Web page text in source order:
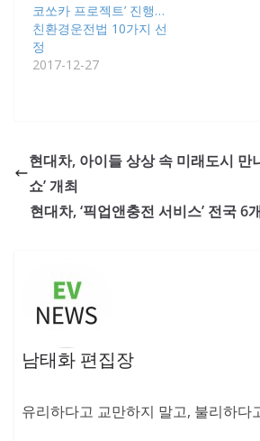
코쏘카 프로젝트’ 진행…
친환경운전법 10가지 선
정
2017-12-27
현대차, 아이들 상상 속 미래도시 만
쇼’ 개최
현대차, ‘픽업앤충전 서비스’ 전국 6
남태화 편집장
유리하다고 교만하지 말고, 불리하다